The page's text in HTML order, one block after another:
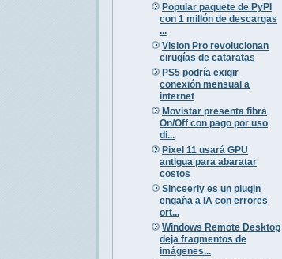
Popular paquete de PyPI
con 1 millón de descargas
...
Vision Pro revolucionan
cirugías de cataratas
PS5 podría exigir
conexión mensual a
internet
Movistar presenta fibra
On/Off con pago por uso
di...
Pixel 11 usará GPU
antigua para abaratar
costos
Sinceerly es un plugin
engaña a IA con errores
ort...
Windows Remote Desktop
deja fragmentos de
imágenes...